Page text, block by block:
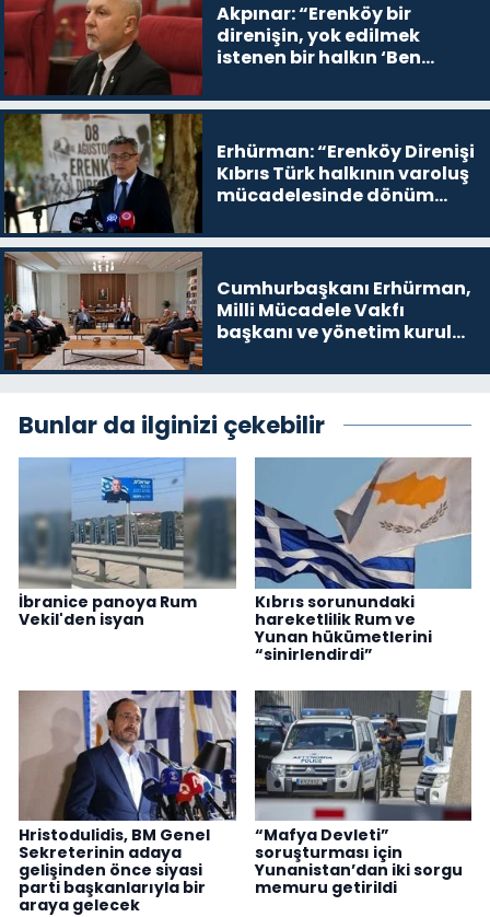
Akpınar: “Erenköy bir
direnişin, yok edilmek
istenen bir halkın ‘Ben
devam edeceğim’ dediği
Erhürman: “Erenköy Direnişi
Kıbrıs Türk halkının varoluş
mücadelesinde dönüm
Cumhurbaşkanı Erhürman,
Milli Mücadele Vakfı
başkanı ve yönetim kurulu
Bunlar da ilginizi çekebilir
İbranice panoya Rum
Vekil'den isyan
Kıbrıs sorunundaki
hareketlilik Rum ve
Yunan hükümetlerini
“sinirlendirdi”
Hristodulidis, BM Genel
Sekreterinin adaya
gelişinden önce siyasi
parti başkanlarıyla bir
araya gelecek
“Mafya Devleti”
soruşturması için
Yunanistan’dan iki sorgu
memuru getirildi